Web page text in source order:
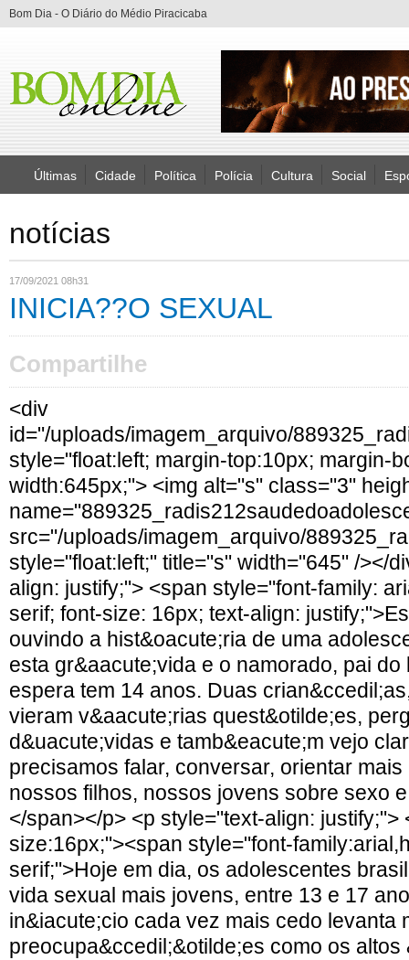
Bom Dia - O Diário do Médio Piracicaba
Últimas Cidade Política Polícia Cultura Social
notícias
17/09/2021 08h31
INICIA??O SEXUAL
Compartilhe
<div
id="/uploads/imagem_arquivo/
style="float:left; margin-top:10px; margin-
width:645px;"> <img alt="s" class="3"
src="/uploads/imagem_arquivo/
style="float:left;" title="s" width="645" /></
align: justify;"> <span style="font-family:
serif; font-size: 16px; text-align:
ouvindo a hist&oacute;ria de uma
esta gr&aacute;vida e o namorado, pai
espera tem 14 anos. Duas
vieram v&aacute;rias quest&otilde;es,
d&uacute;vidas e tamb&eacute;m vejo
precisamos falar, conversar, orientar
nossos filhos, nossos jovens sobre sexo
</span></p> <p style="text-align: justify;">
size:16px;"><span style="font-
serif;">Hoje em dia, os adolescentes
vida sexual mais jovens, entre 13 e 17
in&iacute;cio cada vez mais cedo levanta
preocupa&ccedil;&otilde;es como os altos